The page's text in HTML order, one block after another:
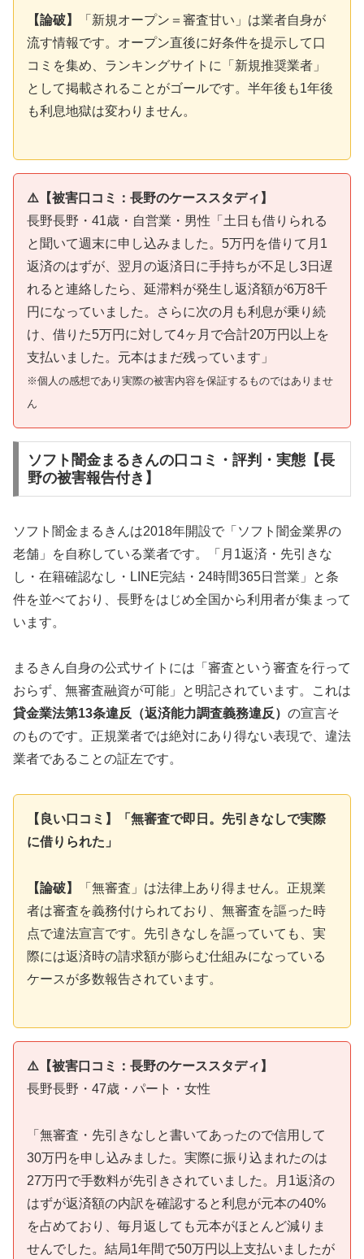
【論破】
「新規オープン＝審査甘い」は業者自身が
流す情報です。オープン直後に好条件を提示して口
コミを集め、ランキングサイトに「新規推奨業者」
として掲載されることがゴールです。半年後も1年後
も利息地獄は変わりません。
⚠️【被害口コミ：長野のケーススタディ】
長野長野・41歳・自営業・男性「土日も借りられる
と聞いて週末に申し込みました。5万円を借りて月1
返済のはずが、翌月の返済日に手持ちが不足し3日遅
れると連絡したら、延滞料が発生し返済額が6万8千
円になっていました。さらに次の月も利息が乗り続
け、借りた5万円に対して4ヶ月で合計20万円以上を
支払いました。元本はまだ残っています」
※個人の感想であり実際の被害内容を保証するものではありませ
ん
ソフト闇金まるきんの口コミ・評判・実態【長
野の被害報告付き】
ソフト闇金まるきんは2018年開設で「ソフト闇金業界の
老舗」を自称している業者です。「月1返済・先引きな
し・在籍確認なし・LINE完結・24時間365日営業」と条
件を並べており、長野をはじめ全国から利用者が集まって
います。
まるきん自身の公式サイトには「審査という審査を行って
おらず、無審査融資が可能」と明記されています。これは
貸金業法第13条違反（返済能力調査義務違反） の宣言そ
のものです。正規業者では絶対にあり得ない表現で、違法
業者であることの証左です。
【良い口コミ】「無審査で即日。先引きなしで実際
に借りられた」
【論破】
「無審査」は法律上あり得ません。正規業
者は審査を義務付けられており、無審査を謳った時
点で違法宣言です。先引きなしを謳っていても、実
際には返済時の請求額が膨らむ仕組みになっている
ケースが多数報告されています。
⚠️【被害口コミ：長野のケーススタディ】
長野長野・47歳・パート・女性
「無審査・先引きなしと書いてあったので信用して
30万円を申し込みました。実際に振り込まれたのは
27万円で手数料が先引きされていました。月1返済の
はずが返済額の内訳を確認すると利息が元本の40%
を占めており、毎月返しても元本がほとんど減りま
せんでした。結局1年間で50万円以上支払いましたが